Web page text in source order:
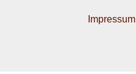
Impressum